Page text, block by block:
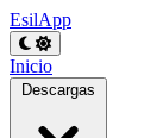
EsilApp
Inicio
Descargas